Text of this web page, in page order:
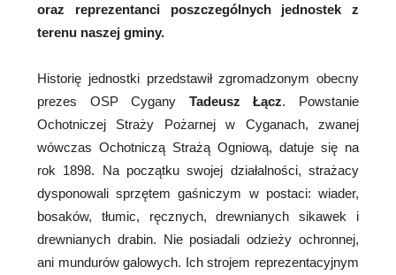
oraz reprezentanci poszczególnych jednostek z
terenu naszej gminy.
Historię jednostki przedstawił zgromadzonym obecny
prezes OSP Cygany Tadeusz Łącz. Powstanie
Ochotniczej Straży Pożarnej w Cyganach, zwanej
wówczas Ochotniczą Strażą Ogniową, datuje się na
rok 1898. Na początku swojej działalności, strażacy
dysponowali sprzętem gaśniczym w postaci: wiader,
bosaków, tłumic, ręcznych, drewnianych sikawek i
drewnianych drabin. Nie posiadali odzieży ochronnej,
ani mundurów galowych. Ich strojem reprezentacyjnym